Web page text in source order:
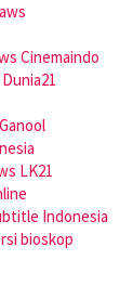
Cinemaindo
LK21
Indonesia
bioskop